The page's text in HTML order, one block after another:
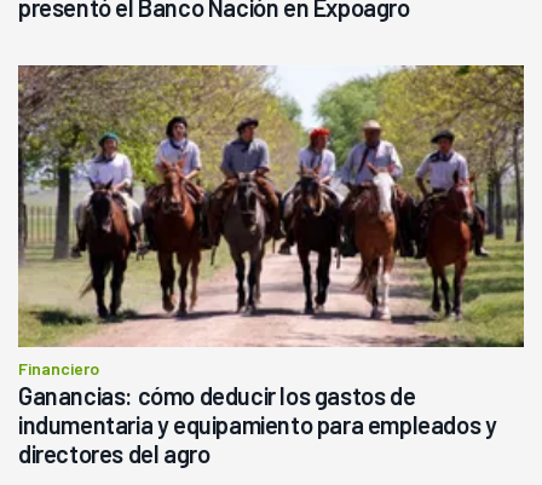
presentó el Banco Nación en Expoagro
Financiero
Ganancias: cómo deducir los gastos de
indumentaria y equipamiento para empleados y
directores del agro